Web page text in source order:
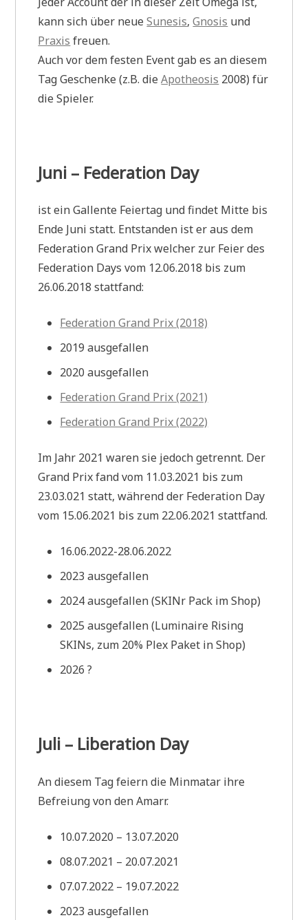
kann sich über neueSunesis,Gnosis und
Praxis freuen.
Auch vor dem festen Event gab es an diesem
Tag Geschenke (z.B. dieApotheosis 2008) für
die Spieler.
Juni – Federation Day
ist ein Gallente Feiertag und findet Mitte bis
Ende Juni statt. Entstanden ist er aus dem
Federation Grand Prix welcher zur Feier des
Federation Days vom 12.06.2018 bis zum
26.06.2018 stattfand:
Federation Grand Prix (2018)
2019 ausgefallen
2020 ausgefallen
Federation Grand Prix (2021)
Federation Grand Prix (2022)
Im Jahr 2021 waren sie jedoch getrennt. Der
Grand Prix fand vom 11.03.2021 bis zum
23.03.021 statt, während der Federation Day
vom 15.06.2021 bis zum 22.06.2021 stattfand.
16.06.2022-28.06.2022
2023 ausgefallen
2024 ausgefallen (SKINr Pack im Shop)
2025 ausgefallen (Luminaire Rising
SKINs, zum 20% Plex Paket in Shop)
2026 ?
Juli – Liberation Day
An diesem Tag feiern die Minmatar ihre
Befreiung von den Amarr.
10.07.2020 – 13.07.2020
08.07.2021 – 20.07.2021
07.07.2022 – 19.07.2022
2023 ausgefallen